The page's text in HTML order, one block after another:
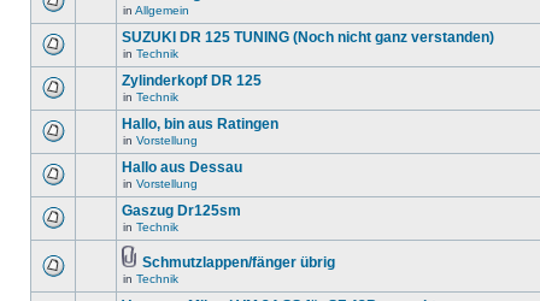
in Allgemein
SUZUKI DR 125 TUNING (Noch nicht ganz verstanden)
in Technik
Zylinderkopf DR 125
in Technik
Hallo, bin aus Ratingen
in Vorstellung
Hallo aus Dessau
in Vorstellung
Gaszug Dr125sm
in Technik
Schmutzlappen/fänger übrig
in Technik